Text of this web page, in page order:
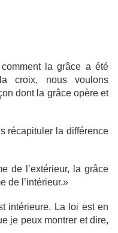
la grâce a été
croix, nous voulons
dont la grâce opère et
récapituler la différence
de l’extérieur, la grâce
de l’intérieur.»
intérieure. La loi est en
je peux montrer et dire,